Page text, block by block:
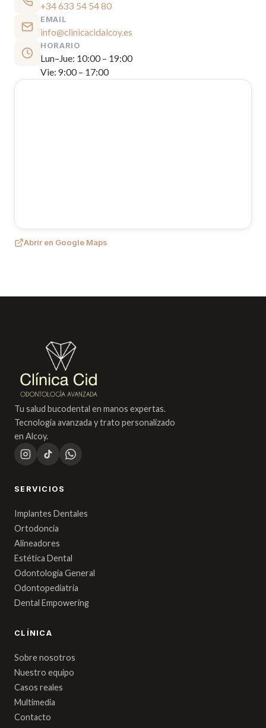
+34 633 54 54 80
EMAIL
info@clinicacidalcoy.es
HORARIO
Lun–Jue: 10:00 – 19:00
Vie: 9:00 – 17:00
Abrir en Google Maps
Tu salud bucodental en manos expertas.
Tecnología avanzada y trato personalizado
en Alcoy.
SERVICIOS
Implantes Dentales
Ortodoncia
Alineadores
Estética Dental
Odontología General
Odontopediatría
Dental Empowering
CLÍNICA
Sobre nosotros
Nuestro equipo
Casos reales
Multimedia
Contacto